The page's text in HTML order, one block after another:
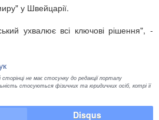
у Швейцарії.
ухвалює всі ключові рішення", -
не має стосунку до редакції порталу
стосуються фізичних та юридичних осіб, котрі її
Disqus